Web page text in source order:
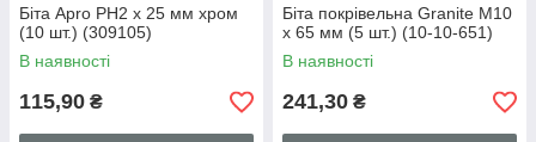
Біта Apro PH2 x 25 мм хром
(10 шт.) (309105)
В наявності
115,90 ₴
Біта покрівельна Granite M10
x 65 мм (5 шт.) (10-10-651)
В наявності
241,30 ₴